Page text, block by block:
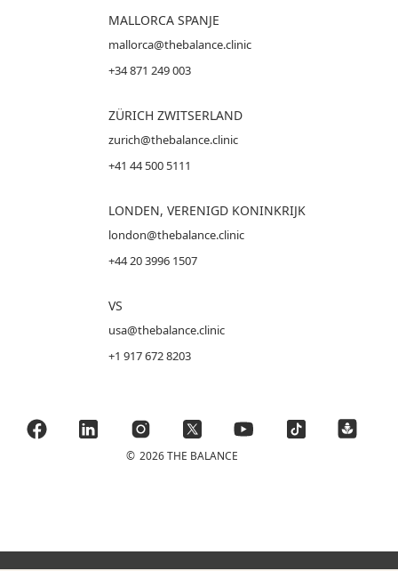
MALLORCA SPANJE
mallorca@thebalance.clinic
+34 871 249 003
ZÜRICH ZWITSERLAND
zurich@thebalance.clinic
+41 44 500 5111
LONDEN, VERENIGD KONINKRIJK
london@thebalance.clinic
+44 20 3996 1507
VS
usa@thebalance.clinic
+1 917 672 8203
© 2026 THE BALANCE